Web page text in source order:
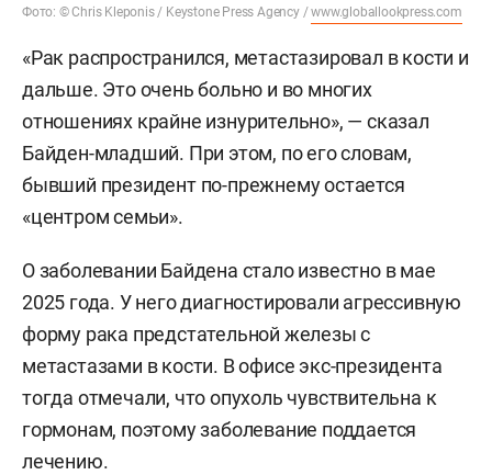
Фото: © Chris Kleponis / Keystone Press Agency /www.globallookpress.com
«Рак распространился, метастазировал в кости и
дальше. Это очень больно и во многих
отношениях крайне изнурительно», — сказал
Байден-младший. При этом, по его словам,
бывший президент по-прежнему остается
«центром семьи».
О заболевании Байдена стало известно в мае
2025 года. У него диагностировали агрессивную
форму рака предстательной железы с
метастазами в кости. В офисе экс-президента
тогда отмечали, что опухоль чувствительна к
гормонам, поэтому заболевание поддается
лечению.